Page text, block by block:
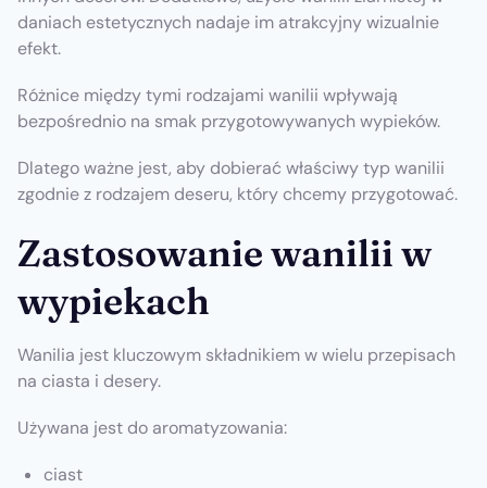
daniach estetycznych nadaje im atrakcyjny wizualnie
efekt.
Różnice między tymi rodzajami wanilii wpływają
bezpośrednio na smak przygotowywanych wypieków.
Dlatego ważne jest, aby dobierać właściwy typ wanilii
zgodnie z rodzajem deseru, który chcemy przygotować.
Zastosowanie wanilii w
wypiekach
Wanilia jest kluczowym składnikiem w wielu przepisach
na ciasta i desery.
Używana jest do aromatyzowania:
ciast